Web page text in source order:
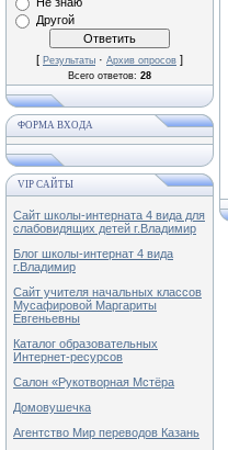
Другой
[ Результаты · Архив опросов ]
Всего ответов: 28
ФОРМА ВХОДА
VIP САЙТЫ
Сайт школы-интерната 4 вида для
слабовидящих детей г.Владимир
Блог школы-интернат 4 вида
г.Владимир
Сайт учителя начальных классов
Мусафировой Маргариты
Евгеньевны
Каталог образовательных
Интернет-ресурсов
Салон «Рукотворная Мстёра
Домовушечка
Агентство Мир переводов Казань